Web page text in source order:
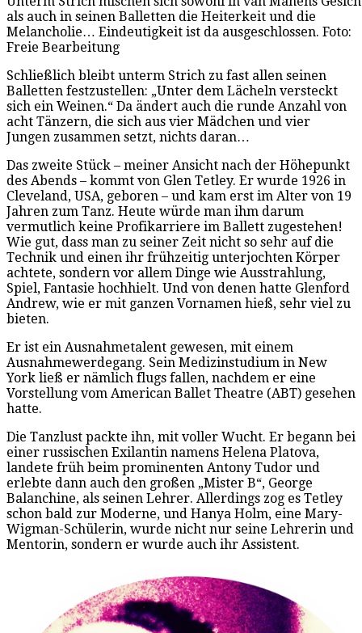
als auch in seinen Balletten die Heiterkeit und die
Melancholie… Eindeutigkeit ist da ausgeschlossen. Foto:
Freie Bearbeitung
Schließlich bleibt unterm Strich zu fast allen seinen
Balletten festzustellen: „Unter dem Lächeln versteckt
sich ein Weinen.“ Da ändert auch die runde Anzahl von
acht Tänzern, die sich aus vier Mädchen und vier
Jungen zusammen setzt, nichts daran…
Das zweite Stück – meiner Ansicht nach der Höhepunkt
des Abends – kommt von Glen Tetley. Er wurde 1926 in
Cleveland, USA, geboren – und kam erst im Alter von 19
Jahren zum Tanz. Heute würde man ihm darum
vermutlich keine Profikarriere im Ballett zugestehen!
Wie gut, dass man zu seiner Zeit nicht so sehr auf die
Technik und einen ihr frühzeitig unterjochten Körper
achtete, sondern vor allem Dinge wie Ausstrahlung,
Spiel, Fantasie hochhielt. Und von denen hatte Glenford
Andrew, wie er mit ganzen Vornamen hieß, sehr viel zu
bieten.
Er ist ein Ausnahmetalent gewesen, mit einem
Ausnahmewerdegang. Sein Medizinstudium in New
York ließ er nämlich flugs fallen, nachdem er eine
Vorstellung vom American Ballet Theatre (ABT) gesehen
hatte.
Die Tanzlust packte ihn, mit voller Wucht. Er begann bei
einer russischen Exilantin namens Helena Platova,
landete früh beim prominenten Antony Tudor und
erlebte dann auch den großen „Mister B“, George
Balanchine, als seinen Lehrer. Allerdings zog es Tetley
schon bald zur Moderne, und Hanya Holm, eine Mary-
Wigman-Schülerin, wurde nicht nur seine Lehrerin und
Mentorin, sondern er wurde auch ihr Assistent.